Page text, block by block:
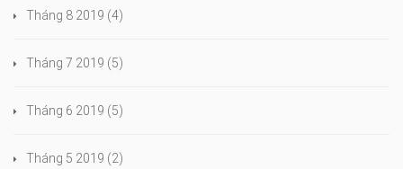
Tháng 8 2019 (4)
Tháng 7 2019 (5)
Tháng 6 2019 (5)
Tháng 5 2019 (2)